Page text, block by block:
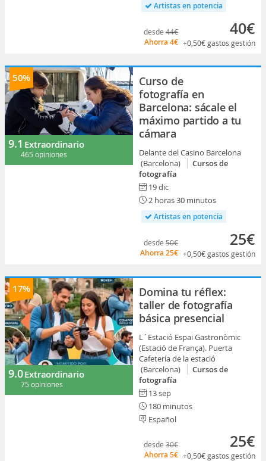
Artistas en potencia
desde 44€
Ahorra 4€
40€
+0,50€gastos gestión
50%
9.1 Extraordinario
465 opiniones
Curso de
fotografía en
Barcelona: sácale el
máximo partido a tu
cámara
Delante del Casino Barcelona
(Barcelona)
Cursos de
fotografía
19 dic
2 horas 30 minutos
Artistas en potencia
desde 50€
Ahorra 25€
25€
+0,50€gastos gestión
17%
9.0Extraordinario
75 opiniones
Domina tu réflex:
taller de fotografía
básica presencial
L´Estació Espai Gastronòmic
(Estació de França). Puerta
Cafetería de la estació
(Barcelona)
Cursos de
fotografía
13 sep
180 minutos
Español
desde 30€
Ahorra 5€
25€
+0,50€gastos gestión